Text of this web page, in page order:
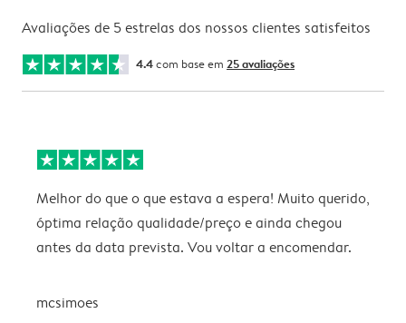
Avaliações de 5 estrelas dos nossos clientes satisfeitos
4.4com base em 25 avaliações
Melhor do que o que estava a espera! Muito querido,
óptima relação qualidade/preço e ainda chegou
antes da data prevista. Vou voltar a encomendar.
mcsimoes